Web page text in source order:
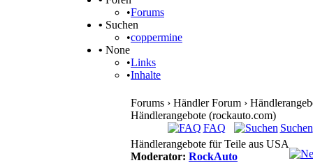
•Forums
• Suchen
•coppermine
• None
•Links
•Inhalte
Forums › Händler Forum ›
Händlerangebote (rockauto.com)
FAQ
Suchen
Händlerangebote für Teile aus USA
Moderator: RockAuto